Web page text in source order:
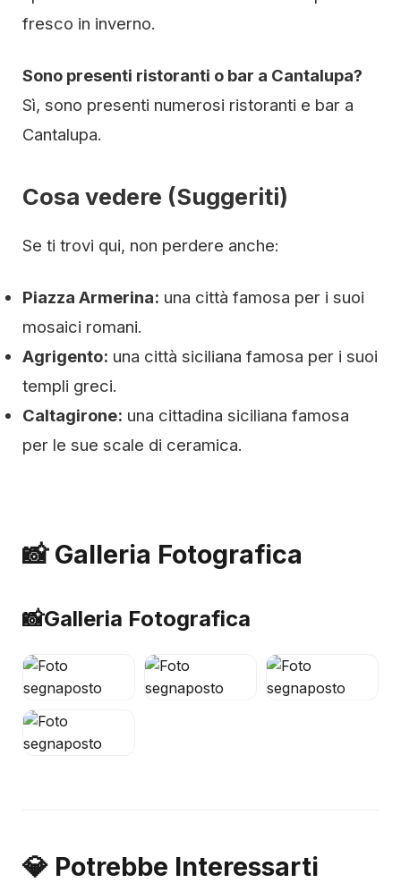
fresco in inverno.
Sono presenti ristoranti o bar a Cantalupa?
Sì, sono presenti numerosi ristoranti e bar a
Cantalupa.
Cosa vedere (Suggeriti)
Se ti trovi qui, non perdere anche:
Piazza Armerina: una città famosa per i suoi
mosaici romani.
Agrigento: una città siciliana famosa per i suoi
templi greci.
Caltagirone: una cittadina siciliana famosa
per le sue scale di ceramica.
📸 Galleria Fotografica
📸Galleria Fotografica
💎 Potrebbe Interessarti